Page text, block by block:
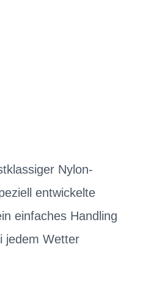
Nylon-
entwickelte
einfaches Handling
jedem Wetter